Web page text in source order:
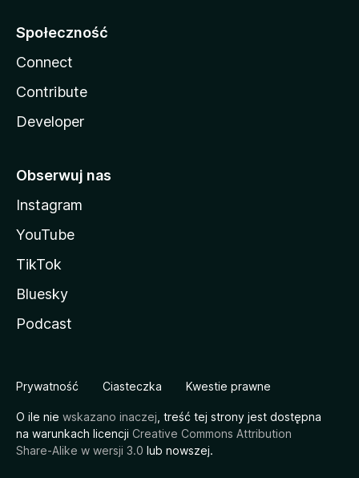
Społeczność
Connect
Contribute
Developer
Obserwuj nas
Instagram
YouTube
TikTok
Bluesky
Podcast
Prywatność Ciasteczka Kwestie prawne
O ile nie wskazano inaczej , treść tej strony jest dostępna
na warunkach licencji Creative Commons Attribution
Share-Alike w wersji 3.0 lub nowszej.